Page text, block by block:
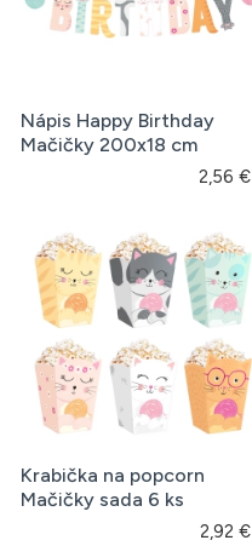
Nápis Happy Birthday
Mačičky 200x18 cm
2,56 €
Krabička na popcorn
Mačičky sada 6 ks
2,92 €